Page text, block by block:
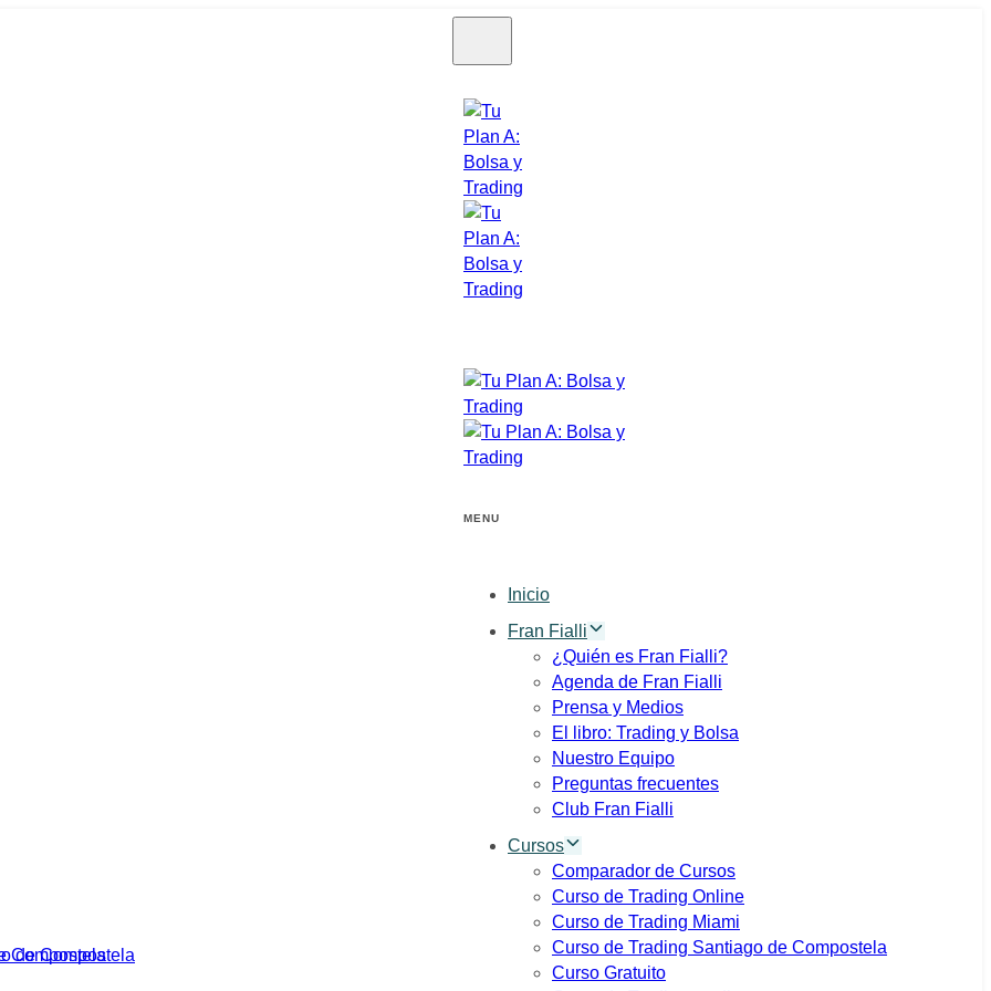
de Compostela
Compostela
MENU
Inicio
Fran Fialli
¿Quién es Fran Fialli?
Agenda de Fran Fialli
Prensa y Medios
El libro: Trading y Bolsa
Nuestro Equipo
Preguntas frecuentes
Club Fran Fialli
Cursos
Comparador de Cursos
Curso de Trading Online
Curso de Trading Miami
Curso de Trading Santiago de Compostela
Curso Gratuito